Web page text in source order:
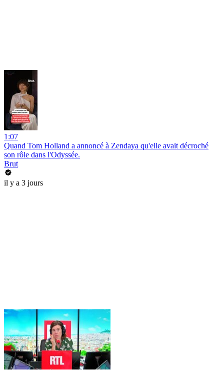
1:07
Quand Tom Holland a annoncé à Zendaya qu'elle avait décroché
son rôle dans l'Odyssée.
Brut
il y a 3 jours